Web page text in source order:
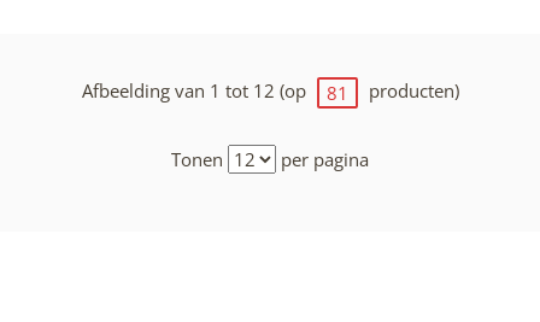
Afbeelding van 1 tot 12 (op 81 producten)
Tonen per pagina